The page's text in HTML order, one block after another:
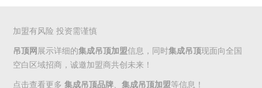
加盟有风险 投资需谨慎
吊顶网 展示详细的集成吊顶加盟信息，同时集成吊顶现面向全国
空白区域招商，诚邀加盟商共创未来！
点击查看更多集成吊顶品牌 、集成吊顶加盟等信息！